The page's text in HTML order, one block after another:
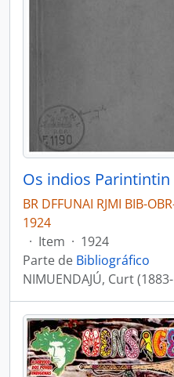
Os indios
BR DFFUNAI RJMI BIB-
1924
· Item · 1924
Parte de Bibliográfico
NIMUENDAJÚ, Curt